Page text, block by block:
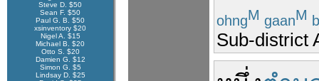
Steve D. $50
Sean F. $50
Paul G. B. $50
xsinventory $20
Nigel A. $15
Michael B. $20
Otto S. $20
Damien G. $12
Simon G. $5
Lindsay D. $25
ohngM gaanM
Sub-district